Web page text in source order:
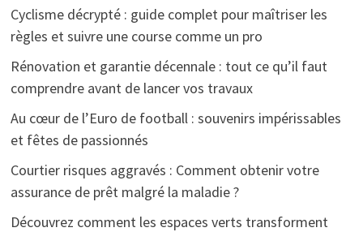
Cyclisme décrypté : guide complet pour maîtriser les
règles et suivre une course comme un pro
Rénovation et garantie décennale : tout ce qu’il faut
comprendre avant de lancer vos travaux
Au cœur de l’Euro de football : souvenirs impérissables
et fêtes de passionnés
Courtier risques aggravés : Comment obtenir votre
assurance de prêt malgré la maladie ?
Découvrez comment les espaces verts transforment